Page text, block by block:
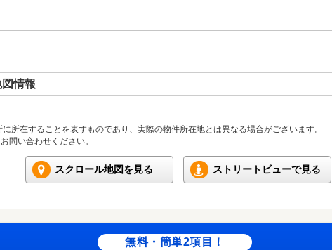
情報
所在することを表すものであり、実際の物件所在地とは異なる場合がございます。
問い合わせください。
スクロール地図を見る ストリートビューで見る
無料・簡単2項目！